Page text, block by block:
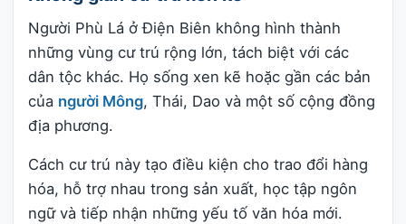
Người Phù Lá ở Điện Biên không hình thành
những vùng cư trú rộng lớn, tách biệt với các
dân tộc khác. Họ sống xen kẽ hoặc gần các bản
của người Mông, Thái, Dao và một số cộng đồng
địa phương.
Cách cư trú này tạo điều kiện cho trao đổi hàng
hóa, hỗ trợ nhau trong sản xuất, học tập ngôn
ngữ và tiếp nhận những yếu tố văn hóa mới.